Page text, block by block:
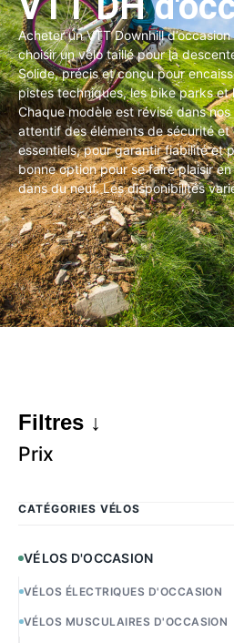
Acheter un VTT Downhill
choisir un vélo taillé pour la
Solide, précis et conçu pour
pistes techniques, les bike parks et
Chaque modèle est révisé dans
attentif des éléments de sécurité et
essentiels, pour garantir fiabilité et
bonne option pour se faire plaisir
dans du neuf. Les disponibilités
Filtres ↓
Prix
CATÉGORIES VÉLOS
VÉLOS D'OCCASION
VÉLOS ÉLECTRIQUES D'OCCASION
VÉLOS MUSCULAIRES D'OCCASION